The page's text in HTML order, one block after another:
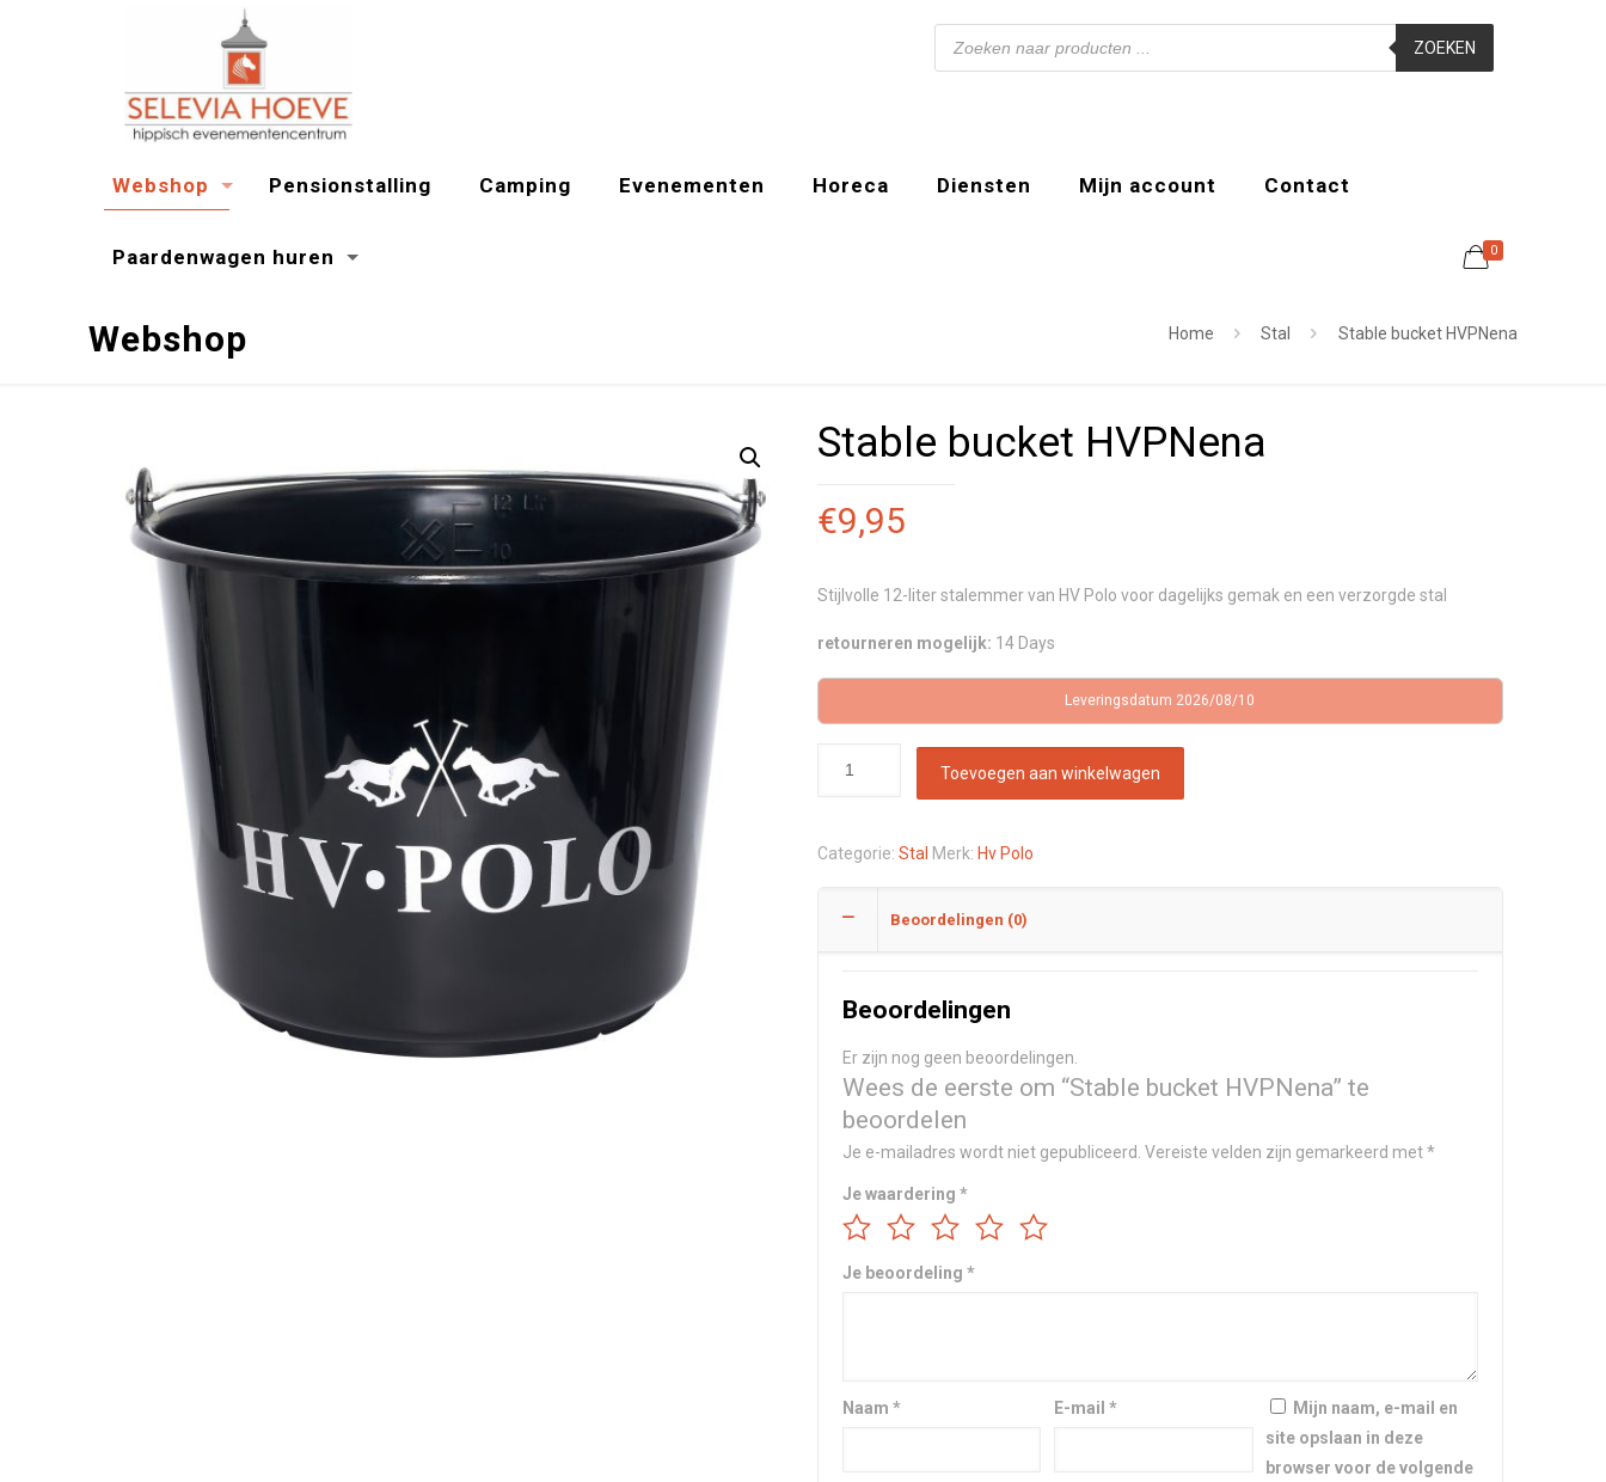
Webshop Pensionstalling Camping Evenementen Horeca Diensten Mijn account Contact
Paardenwagen huren
Producten
zoeken
ZOEKEN
0
Webshop Home Stal Stable bucket HVPNena
Stable bucket HVPNena
€9,95
Stijlvolle 12-liter stalemmer van HV Polo voor dagelijks gemak en een verzorgde stal
retourneren mogelijk: 14 Days
Leveringsdatum 2026/08/10
Toevoegen aan winkelwagen
Categorie: Stal Merk: Hv Polo
Beoordelingen (0)
Beoordelingen
Er zijn nog geen beoordelingen.
Wees de eerste om “Stable bucket HVPNena” te
beoordelen
Je e-mailadres wordt niet gepubliceerd. Vereiste velden zijn gemarkeerd met*
Je waardering *
Je beoordeling *
Naam * E-mail*
Mijn naam, e-mail en
site opslaan in deze
browser voor de volgende